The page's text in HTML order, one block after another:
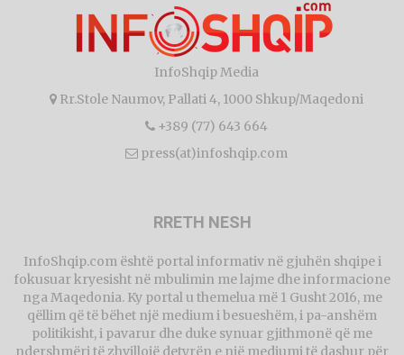
InfoShqip Media
Rr.Stole Naumov, Pallati 4, 1000 Shkup/Maqedoni
+389 (77) 643 664
press(at)infoshqip.com
RRETH NESH
InfoShqip.com është portal informativ në gjuhën shqipe i
fokusuar kryesisht në mbulimin me lajme dhe informacione
nga Maqedonia. Ky portal u themelua më 1 Gusht 2016, me
qëllim që të bëhet një medium i besueshëm, i pa-anshëm
politikisht, i pavarur dhe duke synuar gjithmonë që me
ndershmëri të zhvillojë detyrën e një mediumi të dashur për